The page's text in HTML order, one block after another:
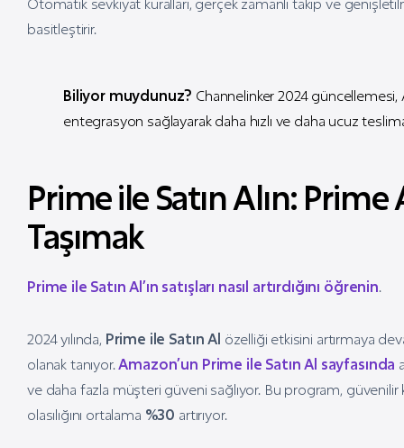
basitleştirir.
Biliyor muydunuz? Channelinker 2024
entegrasyon sağlayarak daha hızlı ve daha ucuz
Prime ile Satın Alın:
Taşımak
Prime ile Satın Al’ın satışları nasıl artırdığını öğrenin.
2024 yılında, Prime ile Satın Al özelliği etkisini artırmaya
olanak tanıyor.Amazon’un Prime ile Satın Al sayfasında
ve daha fazla müşteri güveni sağlıyor. Bu program,
olasılığını ortalama %30 artırıyor.